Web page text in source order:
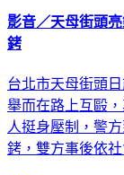
影音／天母街頭
銬
台北市天母街頭
舉而在路上互毆
人挺身壓制，警
銬，雙方事後依